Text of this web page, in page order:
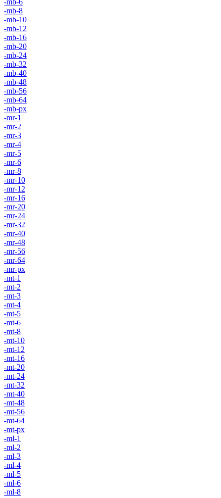
-mb-8
-mb-10
-mb-12
-mb-16
-mb-20
-mb-24
-mb-32
-mb-40
-mb-48
-mb-56
-mb-64
-mb-px
-mr-1
-mr-2
-mr-3
-mr-4
-mr-5
-mr-6
-mr-8
-mr-10
-mr-12
-mr-16
-mr-20
-mr-24
-mr-32
-mr-40
-mr-48
-mr-56
-mr-64
-mr-px
-mt-1
-mt-2
-mt-3
-mt-4
-mt-5
-mt-6
-mt-8
-mt-10
-mt-12
-mt-16
-mt-20
-mt-24
-mt-32
-mt-40
-mt-48
-mt-56
-mt-64
-mt-px
-ml-1
-ml-2
-ml-3
-ml-4
-ml-5
-ml-6
-ml-8